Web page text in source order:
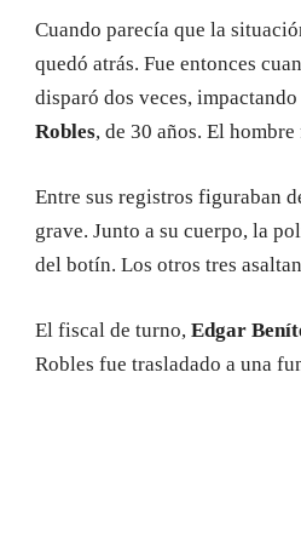
Cuando parecía que la
quedó atrás. Fue entonces
disparó dos veces,
Robles, de 30 años. El
Entre sus registros figuraban
grave. Junto a su cuerpo, la
del botín. Los otros tres
El fiscal de turno, Edgar
Robles fue trasladado a una